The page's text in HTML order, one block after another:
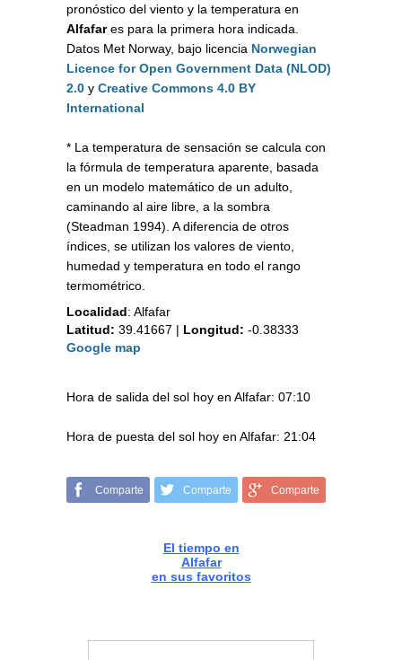
pronóstico del viento y la temperatura en
Alfafares para la primera hora indicada.
Datos Met Norway, bajo licencia Norwegian
Licence for Open Government Data (NLOD)
2.0 y Creative Commons 4.0 BY
International
* La temperatura de sensación se calcula con
la fórmula de temperatura aparente, basada
en un modelo matemático de un adulto,
caminando al aire libre, a la sombra
(Steadman 1994). A diferencia de otros
índices, se utilizan los valores de viento,
humedad y temperatura en todo el rango
termométrico.
Localidad: Alfafar
Latitud: 39.41667 | Longitud: -0.38333
Google map
Hora de salida del sol hoy en Alfafar: 07:10
Hora de puesta del sol hoy en Alfafar: 21:04
Comparte Comparte Comparte
El tiempo en
Alfafar
en sus favoritos